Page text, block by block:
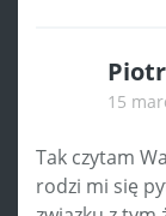
Piotr
15
Tak czytam
rodzi mi się